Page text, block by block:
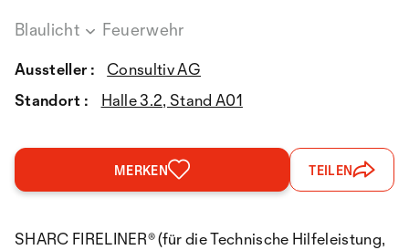
Blaulicht Feuerwehr
Aussteller :
Consultiv AG
Standort :
Halle 3.2, Stand A01
MERKEN TEILEN
SHARC FIRELINER® (für die Technische Hilfeleistung,